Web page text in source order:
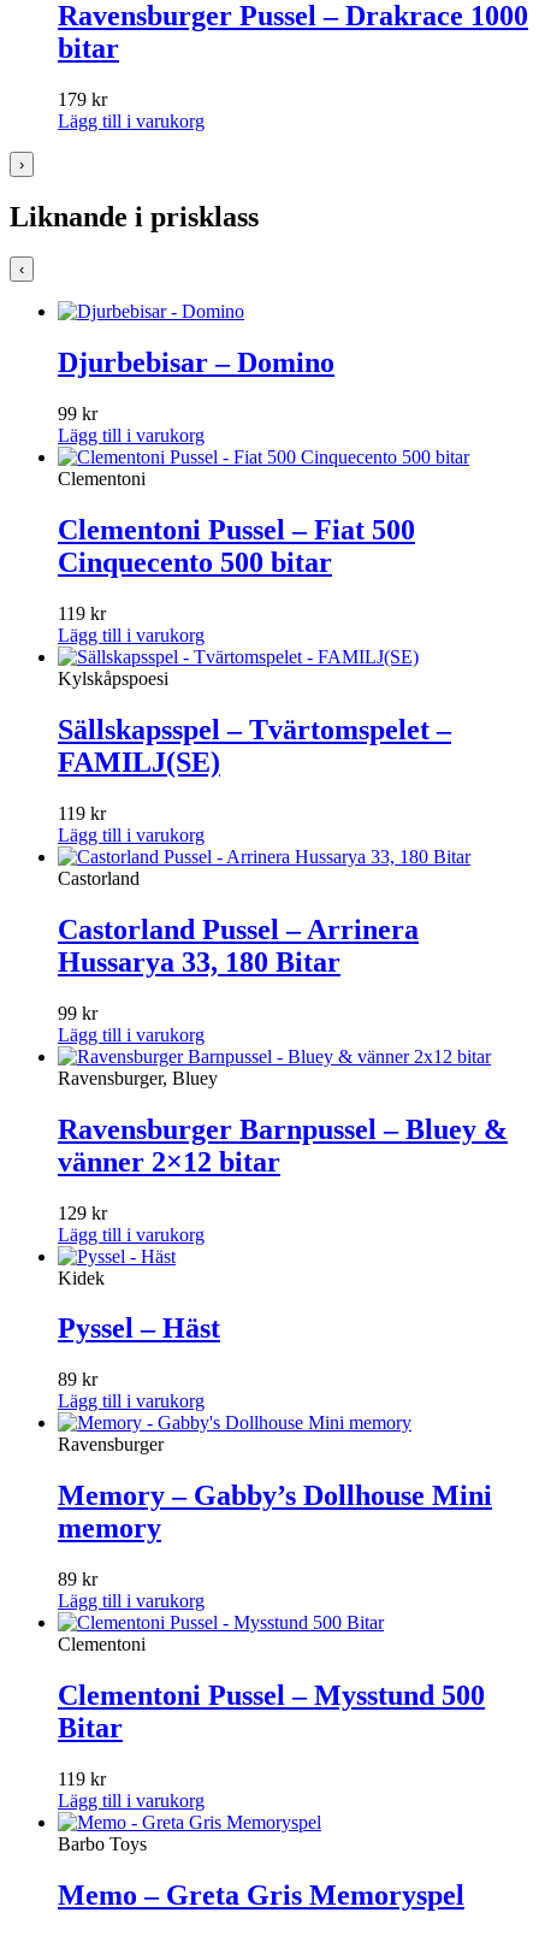
Ravensburger Pussel – Drakrace 1000
bitar
179 kr
Lägg till i varukorg
›
Liknande i prisklass
‹
Djurbebisar – Domino
99 kr
Lägg till i varukorg
Clementoni
Clementoni Pussel – Fiat 500
Cinquecento 500 bitar
119 kr
Lägg till i varukorg
Kylskåpspoesi
Sällskapsspel – Tvärtomspelet –
FAMILJ(SE)
119 kr
Lägg till i varukorg
Castorland
Castorland Pussel – Arrinera
Hussarya 33, 180 Bitar
99 kr
Lägg till i varukorg
Ravensburger, Bluey
Ravensburger Barnpussel – Bluey &
vänner 2×12 bitar
129 kr
Lägg till i varukorg
Kidek
Pyssel – Häst
89 kr
Lägg till i varukorg
Ravensburger
Memory – Gabby’s Dollhouse Mini
memory
89 kr
Lägg till i varukorg
Clementoni
Clementoni Pussel – Mysstund 500
Bitar
119 kr
Lägg till i varukorg
Barbo Toys
Memo – Greta Gris Memoryspel